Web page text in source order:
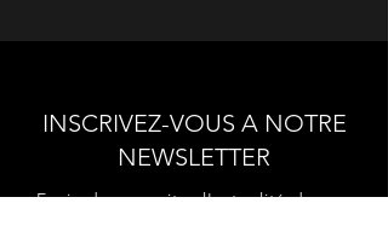
INSCRIVEZ-VOUS A NOTRE
NEWSLETTER
Envie de connaitre l'actualité de